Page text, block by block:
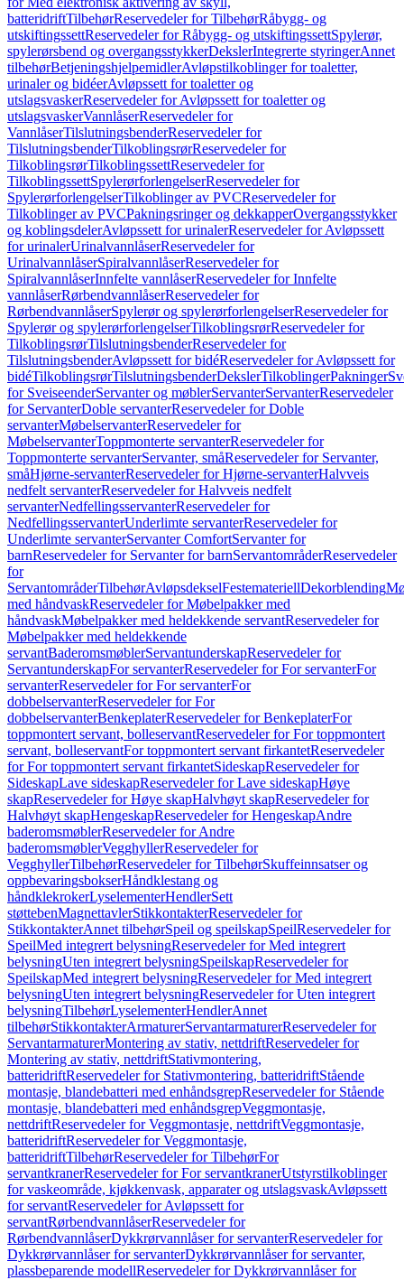
batteridriftTilbehørReservedeler for TilbehørRåbygg- og
utskiftingssettReservedeler for Råbygg- og utskiftingssettSpylerør,
spylerørsbend og overgangsstykkerDekslerIntegrerte styringerAnnet
tilbehørBetjeningshjelpemidlerAvløpstilkoblinger for toaletter,
urinaler og bidéerAvløpssett for toaletter og
utslagsvaskerReservedeler for Avløpssett for toaletter og
utslagsvaskerVannlåserReservedeler for
VannlåserTilslutningsbenderReservedeler for
TilslutningsbenderTilkoblingsrørReservedeler for
TilkoblingsrørTilkoblingssettReservedeler for
TilkoblingssettSpylerørforlengelserReservedeler for
SpylerørforlengelserTilkoblinger av PVCReservedeler for
Tilkoblinger av PVCPakningsringer og dekkapperOvergangsstykker
og koblingsdelerAvløpssett for urinalerReservedeler for Avløpssett
for urinalerUrinalvannlåserReservedeler for
UrinalvannlåserSpiralvannlåserReservedeler for
SpiralvannlåserInnfelte vannlåserReservedeler for Innfelte
vannlåserRørbendvannlåserReservedeler for
RørbendvannlåserSpylerør og spylerørforlengelserReservedeler for
Spylerør og spylerørforlengelserTilkoblingsrørReservedeler for
TilkoblingsrørTilslutningsbenderReservedeler for
TilslutningsbenderAvløpssett for bidéReservedeler for Avløpssett for
bidéTilkoblingsrørTilslutningsbenderDekslerTilkoblingerPakninger
for SveiseenderServanter og møblerServanterServanterReservedeler
for ServanterDoble servanterReservedeler for Doble
servanterMøbelservanterReservedeler for
MøbelservanterToppmonterte servanterReservedeler for
Toppmonterte servanterServanter, småReservedeler for Servanter,
småHjørne-servanterReservedeler for Hjørne-servanterHalvveis
nedfelt servanterReservedeler for Halvveis nedfelt
servanterNedfellingsservanterReservedeler for
NedfellingsservanterUnderlimte servanterReservedeler for
Underlimte servanterServanter ComfortServanter for
barnReservedeler for Servanter for barnServantområderReservedeler
for
ServantområderTilbehørAvløpsdekselFestemateriellDekorblending
med håndvaskReservedeler for Møbelpakker med
håndvaskMøbelpakker med heldekkende servantReservedeler for
Møbelpakker med heldekkende
servantBaderomsmøblerServantunderskapReservedeler for
ServantunderskapFor servanterReservedeler for For servanterFor
servanterReservedeler for For servanterFor
dobbelservanterReservedeler for For
dobbelservanterBenkeplaterReservedeler for BenkeplaterFor
toppmontert servant, bolleservantReservedeler for For toppmontert
servant, bolleservantFor toppmontert servant firkantetReservedeler
for For toppmontert servant firkantetSideskapReservedeler for
SideskapLave sideskapReservedeler for Lave sideskapHøye
skapReservedeler for Høye skapHalvhøyt skapReservedeler for
Halvhøyt skapHengeskapReservedeler for HengeskapAndre
baderomsmøblerReservedeler for Andre
baderomsmøblerVegghyllerReservedeler for
VegghyllerTilbehørReservedeler for TilbehørSkuffeinnsatser og
oppbevaringsbokserHåndklestang og
håndklekrokerLyselementerHendlerSett
støttebenMagnettavlerStikkontakterReservedeler for
StikkontakterAnnet tilbehørSpeil og speilskapSpeilReservedeler for
SpeilMed integrert belysningReservedeler for Med integrert
belysningUten integrert belysningSpeilskapReservedeler for
SpeilskapMed integrert belysningReservedeler for Med integrert
belysningUten integrert belysningReservedeler for Uten integrert
belysningTilbehørLyselementerHendlerAnnet
tilbehørStikkontakterArmaturerServantarmaturerReservedeler for
ServantarmaturerMontering av stativ, nettdriftReservedeler for
Montering av stativ, nettdriftStativmontering,
batteridriftReservedeler for Stativmontering, batteridriftStående
montasje, blandebatteri med enhåndsgrepReservedeler for Stående
montasje, blandebatteri med enhåndsgrepVeggmontasje,
nettdriftReservedeler for Veggmontasje, nettdriftVeggmontasje,
batteridriftReservedeler for Veggmontasje,
batteridriftTilbehørReservedeler for TilbehørFor
servantkranerReservedeler for For servantkranerUtstyrstilkoblinger
for vaskeområde, kjøkkenvask, apparater og utslagsvaskAvløpssett
for servantReservedeler for Avløpssett for
servantRørbendvannlåserReservedeler for
RørbendvannlåserDykkrørvannlåser for servanterReservedeler for
Dykkrørvannlåser for servanterDykkrørvannlåser for servanter,
plassbeparende modellReservedeler for Dykkrørvannlåser for